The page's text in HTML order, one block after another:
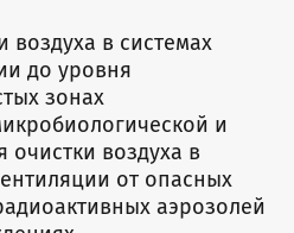
воздуха в системах
до уровня
зонах
и
воздуха в
от опасных
аэрозолей